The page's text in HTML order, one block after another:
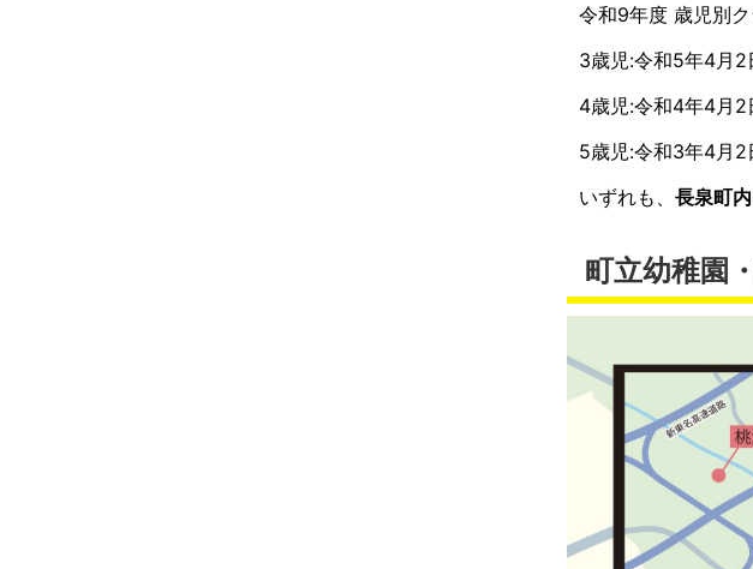
令和9年度 歳児別ク
3歳児:令和5年4月
4歳児:令和4年4月
5歳児:令和3年4月
いずれも、 長泉町
町立幼稚園